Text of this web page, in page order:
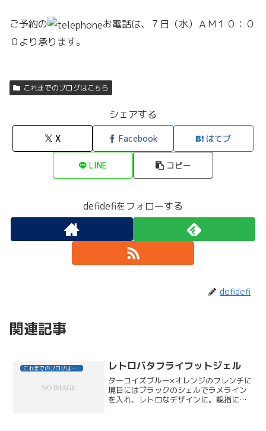
ご予約の
お電話は、７日（水）ＡＭ１０：０
０より承ります。
これまでのブログはこちら
シェアする
X Facebook はてブ
LINE コピー
defidefiをフォローする
defidefi
関連記事
これまでのブログはこちら レトロバタフライフットジェル
ターコイズブルー×オレンジのフレンチに
境目にはブラックのシェルでラメライン
を入れ、レトロなデザインに。親指には